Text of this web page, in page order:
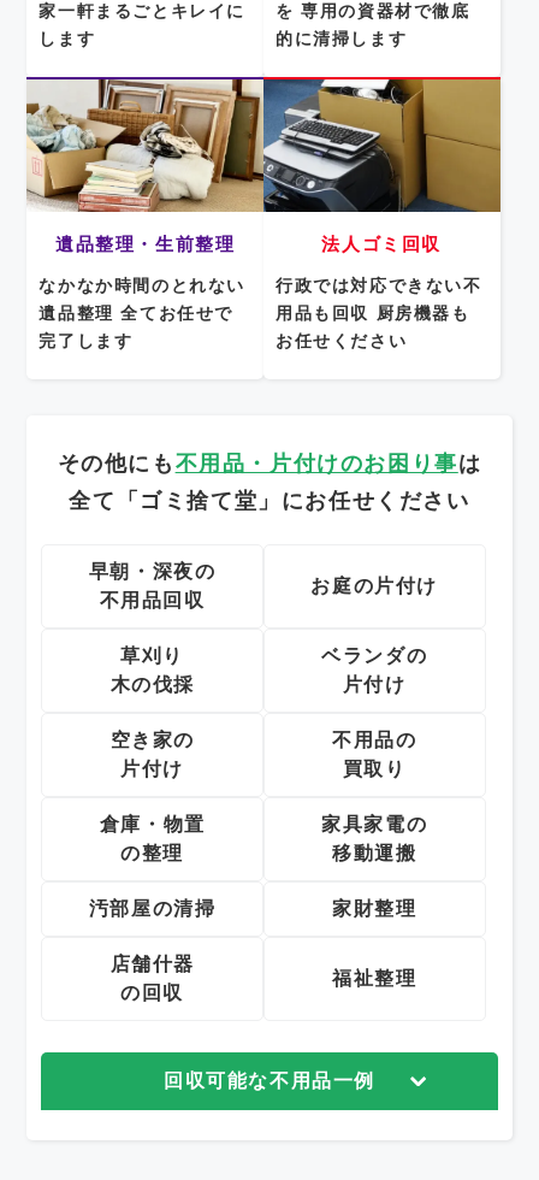
家一軒まるごとキレイに
します
を 専用の資器材で徹底
的に清掃します
遺品整理・生前整理
なかなか時間のとれない
遺品整理 全てお任せで
完了します
法人ゴミ回収
行政では対応できない不
用品も回収
厨房機器も
お任せください
その他にも 不用品・片付けのお困り事は
全て「ゴミ捨て堂」にお任せください
早朝・深夜の
不用品回収
お庭の片付け
草刈り
木の伐採
ベランダの
片付け
空き家の
片付け
不用品の
買取り
倉庫・物置
の整理
家具家電の
移動運搬
汚部屋の清掃 家財整理
店舗什器
の回収
福祉整理
回収可能な不用品一例